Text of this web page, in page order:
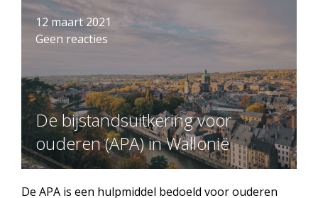
12 maart 2021
Geen reacties
De bijstandsuitkering voor
ouderen (APA) in Wallonië
De APA is een hulpmiddel bedoeld voor ouderen